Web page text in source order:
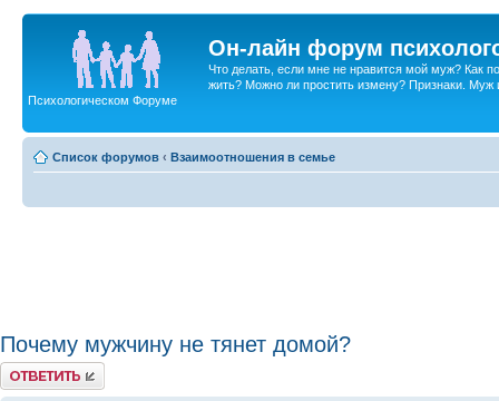
Он-лайн форум
Что делать, если мне не нравится мой муж? Как
жить? Можно ли простить измену? Признаки. Муж
Психологическом Форуме
Список форумов ‹ Взаимоотношения в семье
Почему мужчину не тянет домой?
Ответить